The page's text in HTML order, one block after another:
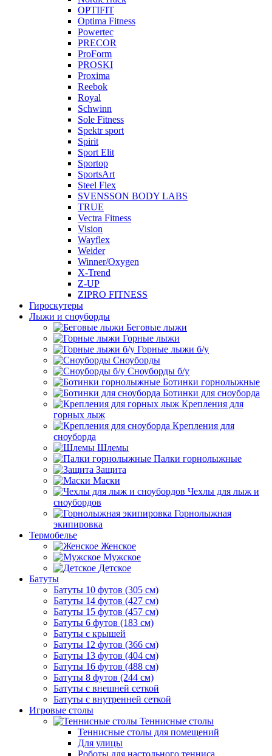
OPTIFIT
Optima Fitness
Powertec
PRECOR
ProForm
PROSKI
Proxima
Reebok
Royal
Schwinn
Sole Fitness
Spektr sport
Spirit
Sport Elit
Sportop
SportsArt
Steel Flex
SVENSSON BODY LABS
TRUE
Vectra Fitness
Vision
Wayflex
Weider
Winner/Oxygen
X-Trend
Z-UP
ZIPRO FITNESS
Гироскутеры
Лыжи и сноуборды
Беговые лыжи
Горные лыжи
Горные лыжи б/у
Сноуборды
Сноуборды б/у
Ботинки горнолыжные
Ботинки для сноуборда
Крепления для
горных лыж
Крепления для
сноуборда
Шлемы
Палки горнолыжные
Защита
Маски
Чехлы для лыж и
сноубордов
Горнолыжная
экипировка
Термобелье
Женское
Мужское
Детское
Батуты
Батуты 10 футов (305 см)
Батуты 14 футов (427 см)
Батуты 15 футов (457 см)
Батуты 6 футов (183 см)
Батуты с крышей
Батуты 12 футов (366 см)
Батуты 13 футов (404 см)
Батуты 16 футов (488 см)
Батуты 8 футов (244 см)
Батуты с внешней сеткой
Батуты с внутренней сеткой
Игровые столы
Теннисные столы
Теннисные столы для помещений
Для улицы
Роботы для настольного тенниса